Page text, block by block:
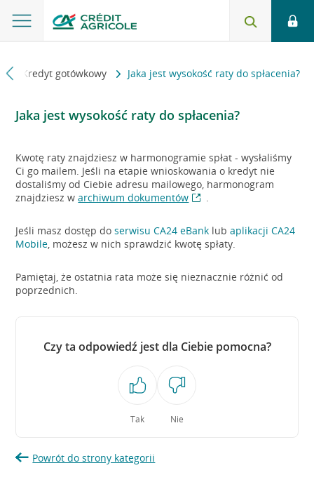
Kredyt gotówkowy Jaka jest wysokość raty do spłacenia?
Jaka jest wysokość raty do spłacenia?
Kwotę raty znajdziesz w harmonogramie spłat - wysłaliśmy
Ci go mailem. Jeśli na etapie wnioskowania o kredyt nie
dostaliśmy od Ciebie adresu mailowego, harmonogram
znajdziesz warchiwum dokumentów .
Jeśli masz dostęp doserwisu CA24 eBank lubaplikacji CA24
Mobile, możesz w nich sprawdzić kwotę spłaty.
Pamiętaj, że ostatnia rata może się nieznacznie różnić od
poprzednich.
Czy ta odpowiedź jest dla Ciebie pomocna?
Tak Nie
Powrót do strony kategorii